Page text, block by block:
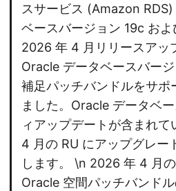
スサービス (Amazon
ベースバージョン 19c お
2026 年 4 月リリースアッ
Oracle データベースバー
補足パッチバンドルをサポ
ました。Oracle データベ
ィアップデートが含まれ
4 月の RU にアップグレー
します。 \n 2026 年 4 月の
Oracle 空間パッチバンド